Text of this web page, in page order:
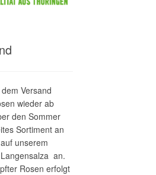
Versand
wieder ab
den Sommer
Sortiment an
unserem
an.
Rosen erfolgt